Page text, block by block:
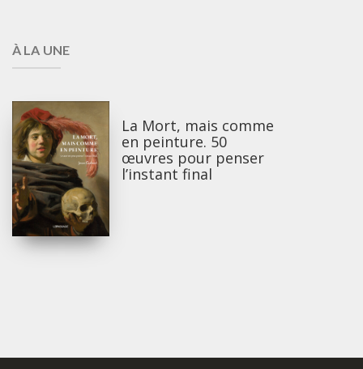
À LA UNE
La Mort, mais comme
en peinture. 50
œuvres pour penser
l’instant final